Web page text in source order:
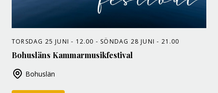
TORSDAG 25 JUNI - 12.00 - SÖNDAG 28 JUNI - 21.00
Bohusläns Kammarmusikfestival
Bohuslän